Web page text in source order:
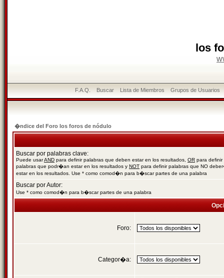
los
F.A.Q. Buscar Lista de Miembros Grupos de Usuarios
�ndice del Foro los foros de nódulo
Buscar por palabras clave:
Puede usarAND para definir palabras que deben estar en los resultados, OR para definir
palabras que podr�an estar en los resultados y NOT para definir palabras que NO
estar en los resultados. Use * como comod�n para b�scar partes de una palabra
Buscar por Autor:
Use * como comod�n para b�scar partes de una palabra
Foro:
Categor�a: